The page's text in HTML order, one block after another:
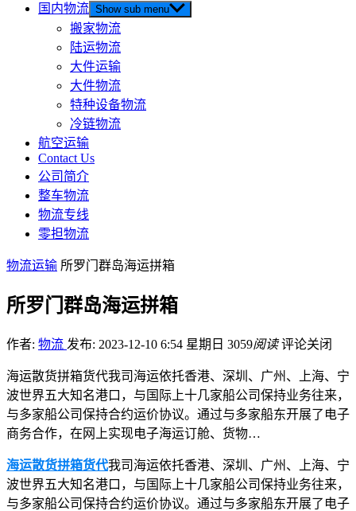
国内物流 Show sub menu
搬家物流
陆运物流
大件运输
大件物流
特种设备物流
冷链物流
航空运输
Contact Us
公司简介
整车物流
物流专线
零担物流
物流运输 所罗门群岛海运拼箱
所罗门群岛海运拼箱
作者: 物流 发布: 2023-12-10 6:54 星期日 3059阅读 评论关闭
海运散货拼箱货代我司海运依托香港、深圳、广州、上海、宁
波世界五大知名港口，与国际上十几家船公司保持业务往来，
与多家船公司保持合约运价协议。通过与多家船东开展了电子
商务合作，在网上实现电子海运订舱、货物…
海运散货拼箱货代我司海运依托香港、深圳、广州、上海、宁
波世界五大知名港口，与国际上十几家船公司保持业务往来，
与多家船公司保持合约运价协议。通过与多家船东开展了电子